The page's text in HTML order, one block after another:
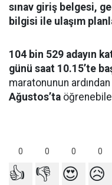
sınav giriş belgesi,
bilgisi ile ulaşım
104 bin 529 adayın
günü saat 10.15’te
maratonunun
Ağustos’ta
0 0 0 0
👍 👎 😍 😥